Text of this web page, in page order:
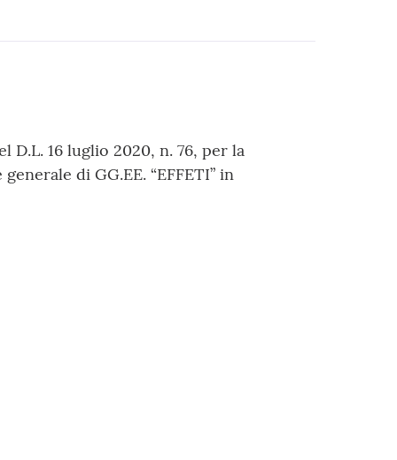
D.L. 16 luglio 2020, n. 76, per la
di GG.EE. “EFFETI” in